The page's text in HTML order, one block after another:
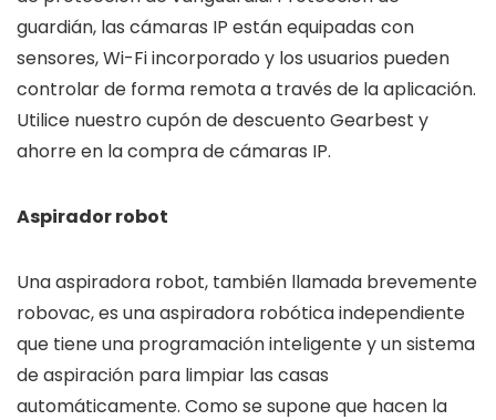
guardián, las cámaras IP están equipadas con
sensores, Wi-Fi incorporado y los usuarios pueden
controlar de forma remota a través de la aplicación.
Utilice nuestro cupón de descuento Gearbest y
ahorre en la compra de cámaras IP.
Aspirador robot
Una aspiradora robot, también llamada brevemente
robovac, es una aspiradora robótica independiente
que tiene una programación inteligente y un sistema
de aspiración para limpiar las casas
automáticamente. Como se supone que hacen la